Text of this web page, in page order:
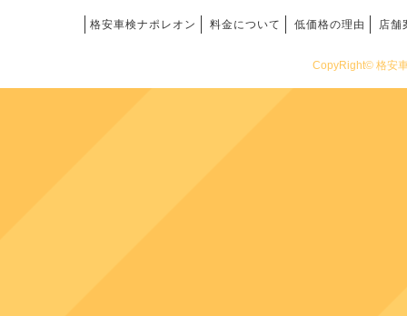
格安車検ナポレオン 料金について 低価格の理由 店舗
CopyRight© 格安